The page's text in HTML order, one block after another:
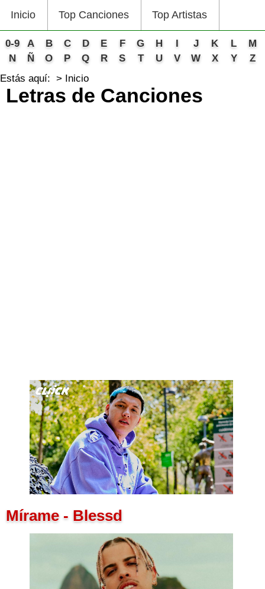
Inicio Top Canciones Top Artistas
0-9 A B C D E F G H I J K L
M
N
Ñ O P Q R S T U V W X Y
Z
Estás aquí:
Inicio
Letras de Canciones
Mírame - Blessd